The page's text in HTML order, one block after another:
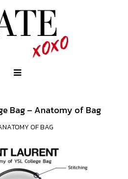
Bag – Anatomy of Bag
OF BAG